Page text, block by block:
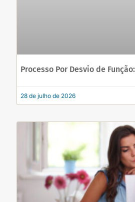
Processo Por Desvio de
28 de julho de 2026